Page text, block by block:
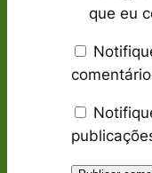
que eu